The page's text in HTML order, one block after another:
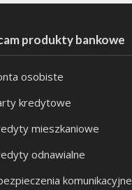
produkty bankowe
osobiste
kredytowe
mieszkaniowe
odnawialne
komunikacyjne